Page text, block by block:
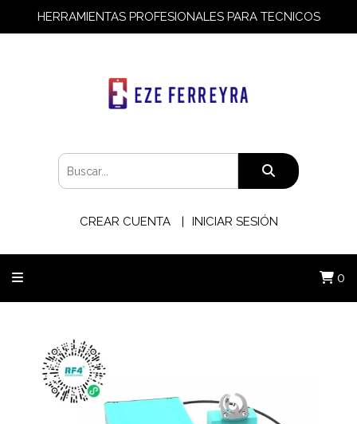
HERRAMIENTAS PROFESIONALES PARA TECNICOS
CREAR CUENTA INICIAR SESIÓN
0